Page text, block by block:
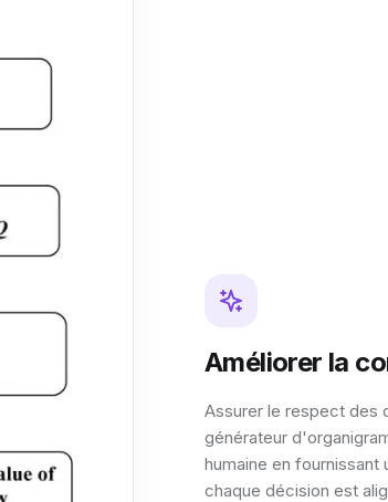
Améliorer la
Assurer le respect des
générateur
humaine en fournissant
chaque décision est